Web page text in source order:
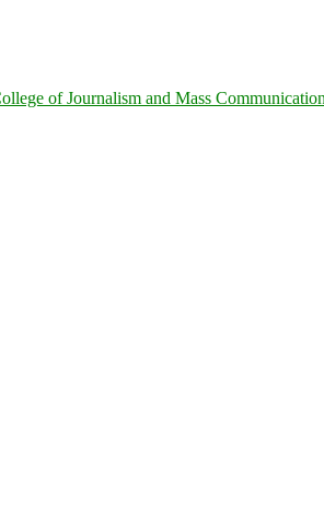
of Journalism and Mass Communication